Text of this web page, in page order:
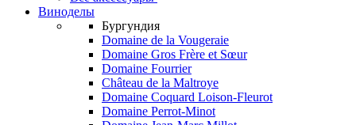
Виноделы
Бургундия
Domaine de la Vougeraie
Domaine Gros Frère et Sœur
Domaine Fourrier
Château de la Maltroye
Domaine Coquard Loison-Fleurot
Domaine Perrot-Minot